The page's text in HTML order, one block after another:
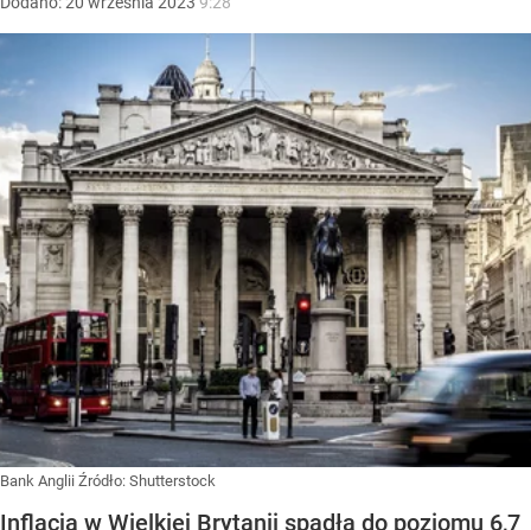
Bank Anglii Źródło: Shutterstock
Inflacja w Wielkiej Brytanii spadła do poziomu 6,7